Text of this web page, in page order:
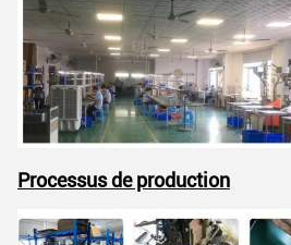
SOUMETTRE
Processus de production